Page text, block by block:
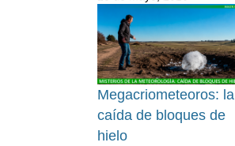
Megacriometeoros: la
caída de bloques de
hielo